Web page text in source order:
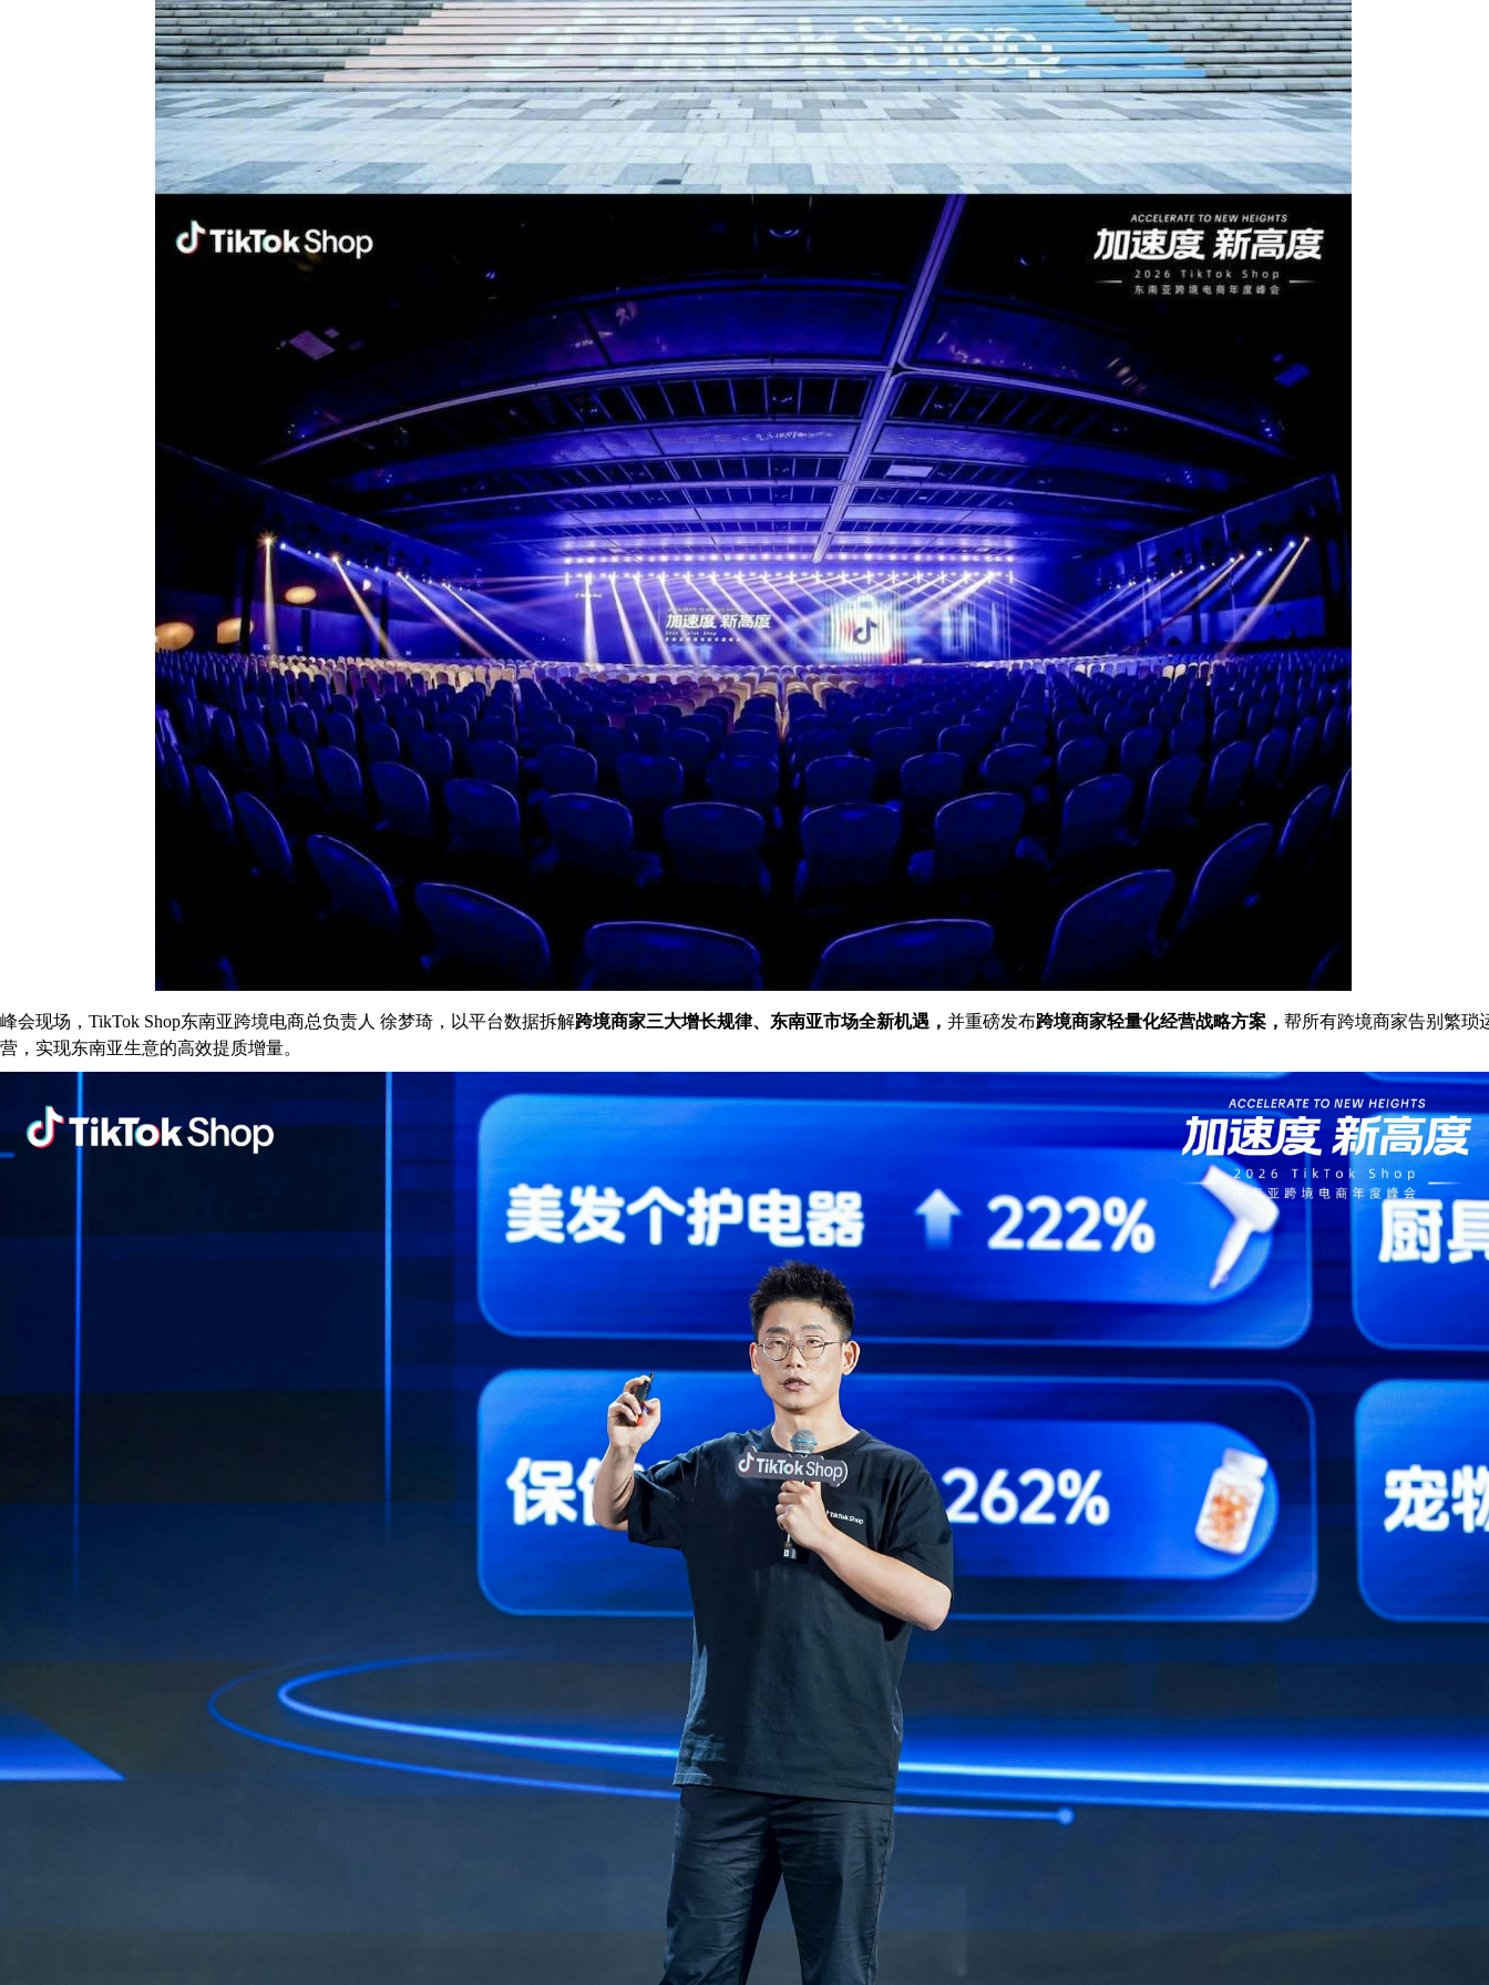
峰会现场，TikTok Shop东南亚跨境电商总负责人 徐梦琦，以平台数据拆解跨境商家三大增长规律、东南亚市场全新机遇， 并重磅发布跨境商家轻量化经营战略方案， 帮所有跨境商家告别繁琐
营，实现东南亚生意的高效提质增量。